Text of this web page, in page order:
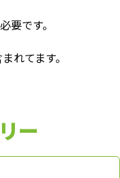
要です。
れてます。
ー